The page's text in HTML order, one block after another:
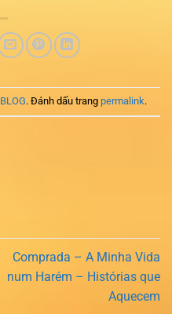
BLOG. Đánh dấu trang permalink.
Comprada – A Minha Vida
num Harém – Histórias que
Aquecem